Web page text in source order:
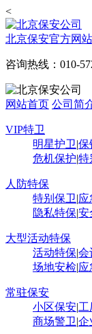
<
北京保安官方网站
咨询热线：010-
网站首页 公司简
VIP特卫
明星护卫|保
危机保护|特
人防特保
特别保卫|应
隐私特保|安
大型活动特保
活动特保|会
场地安检|应
常驻保安
小区保安|工
商场警卫|企